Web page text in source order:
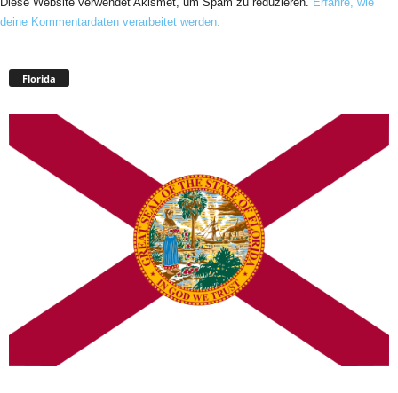
deine Kommentardaten verarbeitet werden.
Florida